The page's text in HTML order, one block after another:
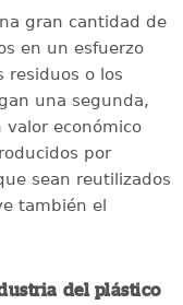
gran cantidad de
en un esfuerzo
residuos o los
una segunda,
económico
por
sean reutilizados
también el
del plástico